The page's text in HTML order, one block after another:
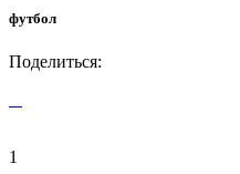
футбол
Поделиться:
1